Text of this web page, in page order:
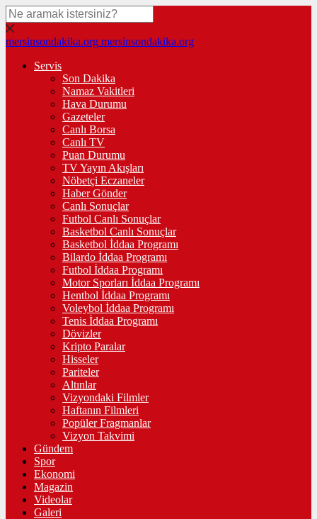
mersinsondakika.org mersinsondakika.org
Servis
Son Dakika
Namaz Vakitleri
Hava Durumu
Gazeteler
Canlı Borsa
Canlı TV
Puan Durumu
TV Yayın Akışları
Nöbetçi Eczaneler
Haber Gönder
Canlı Sonuçlar
Futbol Canlı Sonuçlar
Basketbol Canlı Sonuçlar
Basketbol İddaa Programı
Bilardo İddaa Programı
Futbol İddaa Programı
Motor Sporları İddaa Programı
Hentbol İddaa Programı
Voleybol İddaa Programı
Tenis İddaa Programı
Dövizler
Kripto Paralar
Hisseler
Pariteler
Altınlar
Vizyondaki Filmler
Haftanın Filmleri
Popüler Fragmanlar
Vizyon Takvimi
Gündem
Spor
Ekonomi
Magazin
Videolar
Galeri